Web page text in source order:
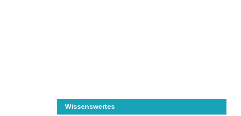
Wissenswertes